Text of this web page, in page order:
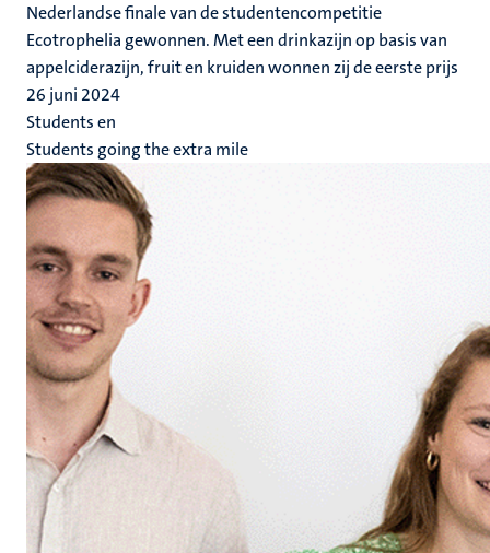
Nederlandse finale van de studentencompetitie
Ecotrophelia gewonnen. Met een drinkazijn op basis van
appelciderazijn, fruit en kruiden wonnen zij de eerste prijs
26 juni 2024
Students en
Students going the extra mile